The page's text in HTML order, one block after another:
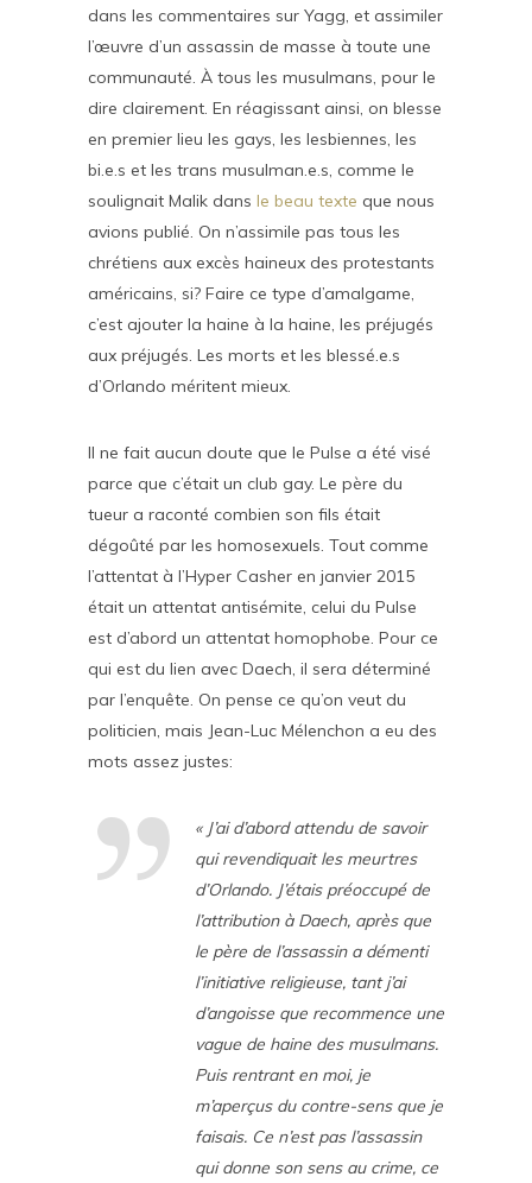
dans les commentaires sur Yagg, et assimiler
l’œuvre d’un assassin de masse à toute une
communauté. À tous les musulmans, pour le
dire clairement. En réagissant ainsi, on blesse
en premier lieu les gays, les lesbiennes, les
bi.e.s et les trans musulman.e.s, comme le
soulignait Malik dans le beau texte que nous
avions publié. On n’assimile pas tous les
chrétiens aux excès haineux des protestants
américains, si? Faire ce type d’amalgame,
c’est ajouter la haine à la haine, les préjugés
aux préjugés. Les morts et les blessé.e.s
d’Orlando méritent mieux.
Il ne fait aucun doute que le Pulse a été visé
parce que c’était un club gay. Le père du
tueur a raconté combien son fils était
dégoûté par les homosexuels. Tout comme
l’attentat à l’Hyper Casher en janvier 2015
était un attentat antisémite, celui du Pulse
est d’abord un attentat homophobe. Pour ce
qui est du lien avec Daech, il sera déterminé
par l’enquête. On pense ce qu’on veut du
politicien, mais Jean-Luc Mélenchon a eu des
mots assez justes:
« J’ai d’abord attendu de savoir
qui revendiquait les meurtres
d’Orlando. J’étais préoccupé de
l’attribution à Daech, après que
le père de l’assassin a démenti
l’initiative religieuse, tant j’ai
d’angoisse que recommence une
vague de haine des musulmans.
Puis rentrant en moi, je
m’aperçus du contre-sens que je
faisais. Ce n’est pas l’assassin
qui donne son sens au crime, ce